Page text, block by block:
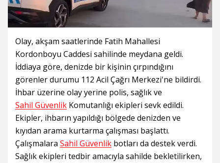
Olay, akşam saatlerinde Fatih Mahallesi
Kordonboyu Caddesi sahilinde meydana geldi.
İddiaya göre, denizde bir kişinin çırpındığını
görenler durumu 112 Acil Çağrı Merkezi'ne bildirdi.
İhbar üzerine olay yerine polis, sağlık ve
Sahil Güvenlik Komutanlığı ekipleri sevk edildi.
Ekipler, ihbarın yapıldığı bölgede denizden ve
kıyıdan arama kurtarma çalışması başlattı.
Çalışmalara Sahil Güvenlik botları da destek verdi.
Sağlık ekipleri tedbir amacıyla sahilde bekletilirken,